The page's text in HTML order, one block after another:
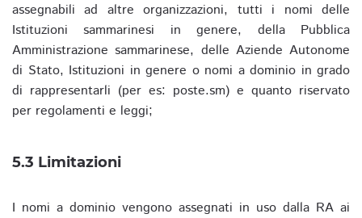
assegnabili ad altre organizzazioni, tutti i nomi delle
Istituzioni sammarinesi in genere, della Pubblica
Amministrazione sammarinese, delle Aziende Autonome
di Stato, Istituzioni in genere o nomi a dominio in grado
di rappresentarli (per es: poste.sm) e quanto riservato
per regolamenti e leggi;
5.3 Limitazioni
I nomi a dominio vengono assegnati in uso dalla RA ai